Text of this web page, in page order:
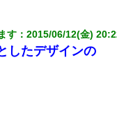
す ：2015/06/12(金)
したデザインの